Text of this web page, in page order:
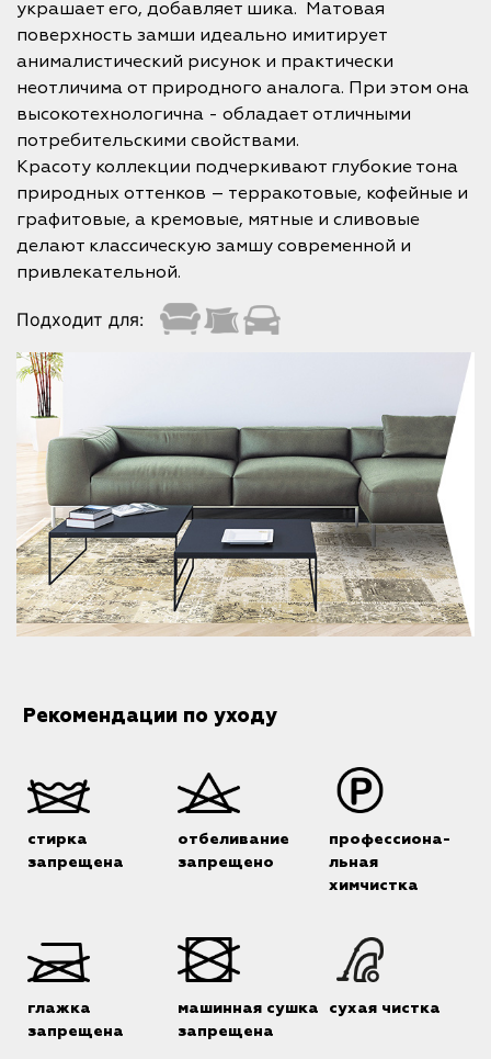
украшает его, добавляет шика. Матовая
поверхность замши идеально имитирует
анималистический рисунок и практически
неотличима от природного аналога. При этом она
высокотехнологична - обладает отличными
потребительскими свойствами.
Красоту коллекции подчеркивают глубокие тона
природных оттенков – терракотовые, кофейные и
графитовые, а кремовые, мятные и сливовые
делают классическую замшу современной и
привлекательной.
Подходит для:
Рекомендации по уходу
стирка
запрещена
отбеливание
запрещено
профессиона-
льная
химчистка
глажка
запрещена
машинная сушка
запрещена
сухая чистка